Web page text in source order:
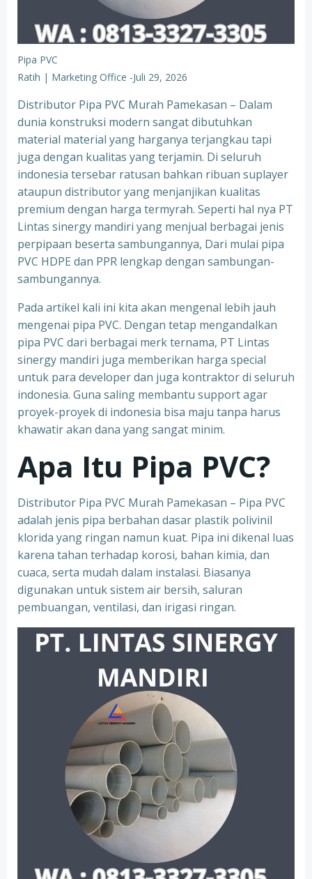
Pipa PVC
Ratih | Marketing Office -Juli 29, 2026
Distributor Pipa PVC Murah Pamekasan – Dalam
dunia konstruksi modern sangat dibutuhkan
material material yang harganya terjangkau tapi
juga dengan kualitas yang terjamin. Di seluruh
indonesia tersebar ratusan bahkan ribuan suplayer
ataupun distributor yang menjanjikan kualitas
premium dengan harga termyrah. Seperti hal nya PT
Lintas sinergy mandiri yang menjual berbagai jenis
perpipaan beserta sambungannya, Dari mulai pipa
PVC HDPE dan PPR lengkap dengan sambungan-
sambungannya.
Pada artikel kali ini kita akan mengenal lebih jauh
mengenai pipa PVC. Dengan tetap mengandalkan
pipa PVC dari berbagai merk ternama, PT Lintas
sinergy mandiri juga memberikan harga special
untuk para developer dan juga kontraktor di seluruh
indonesia. Guna saling membantu support agar
proyek-proyek di indonesia bisa maju tanpa harus
khawatir akan dana yang sangat minim.
Apa Itu Pipa PVC?
Distributor Pipa PVC Murah Pamekasan – Pipa PVC
adalah jenis pipa berbahan dasar plastik polivinil
klorida yang ringan namun kuat. Pipa ini dikenal luas
karena tahan terhadap korosi, bahan kimia, dan
cuaca, serta mudah dalam instalasi. Biasanya
digunakan untuk sistem air bersih, saluran
pembuangan, ventilasi, dan irigasi ringan.